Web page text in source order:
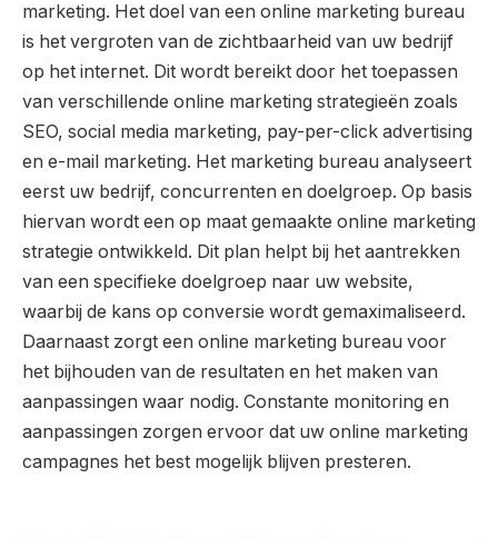
marketing. Het doel van een online marketing bureau
is het vergroten van de zichtbaarheid van uw bedrijf
op het internet. Dit wordt bereikt door het toepassen
van verschillende online marketing strategieën zoals
SEO, social media marketing, pay-per-click advertising
en e-mail marketing. Het marketing bureau analyseert
eerst uw bedrijf, concurrenten en doelgroep. Op basis
hiervan wordt een op maat gemaakte online marketing
strategie ontwikkeld. Dit plan helpt bij het aantrekken
van een specifieke doelgroep naar uw website,
waarbij de kans op conversie wordt gemaximaliseerd.
Daarnaast zorgt een online marketing bureau voor
het bijhouden van de resultaten en het maken van
aanpassingen waar nodig. Constante monitoring en
aanpassingen zorgen ervoor dat uw online marketing
campagnes het best mogelijk blijven presteren.